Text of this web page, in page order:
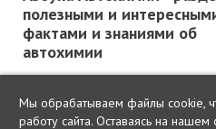
полезными и
фактами и знаниями об
автохимии
Политика конфиденциальности
Мы обрабатываем файлы cookie,
работу сайта. Оставаясь на нашем